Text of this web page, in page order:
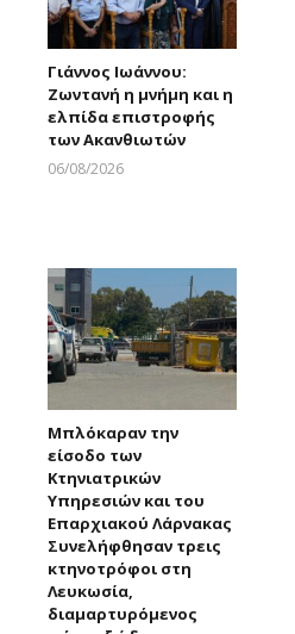
Γιάννος Ιωάννου:
Ζωντανή η μνήμη και η
ελπίδα επιστροφής
των Ακανθιωτών
06/08/2026
Μπλόκαραν την
είσοδο των
Κτηνιατρικών
Υπηρεσιών και του
Επαρχιακού Λάρνακας
Συνελήφθησαν τρεις
κτηνοτρόφοι στη
Λευκωσία,
διαμαρτυρόμενος